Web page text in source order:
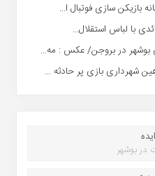
بازیکن سازی فوتبال ا...
با لباس استقلال...
بوشهر در بروجن/ عکس : مه...
شهرداری بازی پر حادثه ...
در بوشهر